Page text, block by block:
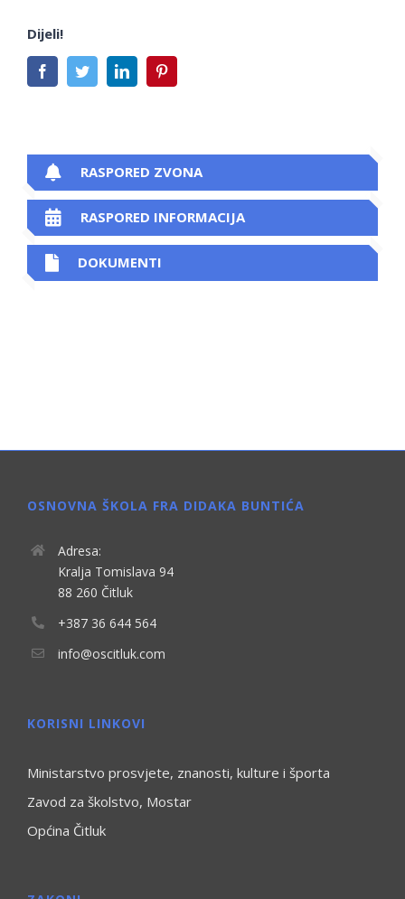
Dijeli!
FacebookTwitterLinkedIn
RASPORED ZVONA
RASPORED INFORMACIJA
DOKUMENTI
OSNOVNA ŠKOLA FRA DIDAKA BUNTIĆA
Adresa:
Kralja Tomislava 94
88 260 Čitluk
+387 36 644 564
info@oscitluk.com
KORISNI LINKOVI
Ministarstvo prosvjete, znanosti, kulture i športa
Zavod za školstvo, Mostar
Općina Čitluk